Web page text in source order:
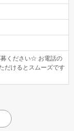
ください☆ お電話の
だけるとスムーズです